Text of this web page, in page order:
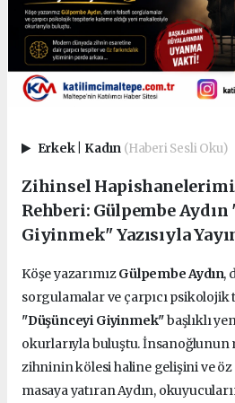
Erkek Kadın (Haberi Sesli Oku)
Zihinsel
Rehberi: Gülpembe Aydın
Giyinmek" Yazısıyla
Köşe yazarımızGülpembe Aydın,
sorgulamalar ve çarpıcı psikolojik
"Düşünceyi Giyinmek"başlıklı
okurlarıyla buluştu.
zihninin kölesi haline gelişini ve
masaya yatıran Aydın,